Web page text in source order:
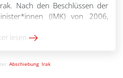
Nach den Beschlüssen der
(IMK) von 2006,
möglich. Doch nun steigt […]
lesen
Abschiebung, Irak